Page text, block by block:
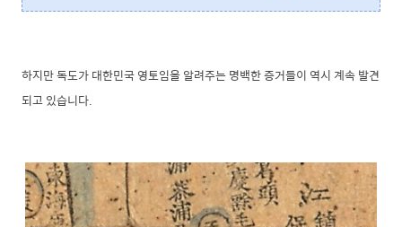
하지만 독도가 대한민국 영토임을 알려주는 명백한 증거들이 역시 계속 발견
되고 있습니다.